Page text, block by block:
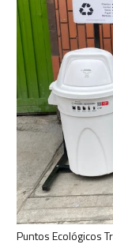
Puntos Ecológicos